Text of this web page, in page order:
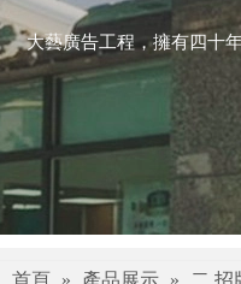
大藝廣告工程，擁有四十
首頁 » 產品展示 » 二.招